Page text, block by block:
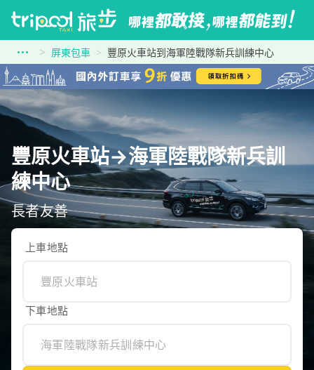
屏東包車 豐原火車站到海軍陸戰隊新兵訓練中心
豐原火車站→海軍陸戰隊新兵訓
練中心
長者友善
上車地點
下車地點